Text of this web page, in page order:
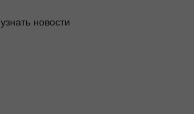
узнать новости